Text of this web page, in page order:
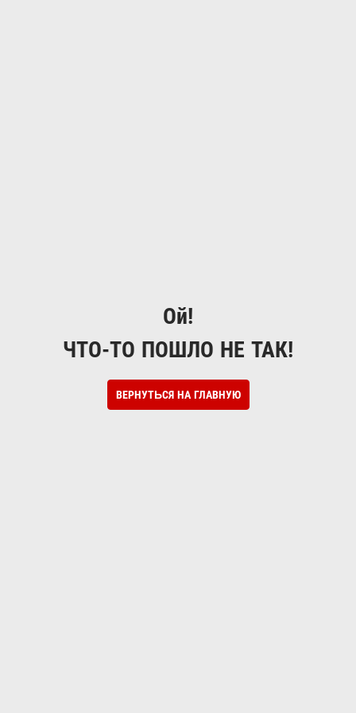
Ой!
ЧТО-ТО ПОШЛО НЕ ТАК!
ВЕРНУТЬСЯ НА ГЛАВНУЮ